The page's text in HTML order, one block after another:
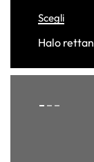
Scegli
Halo